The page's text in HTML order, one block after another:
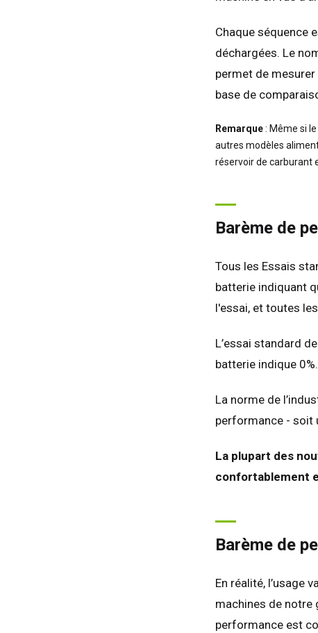
Chaque séquence
déchargées. Le
permet de
base de
Remarque: Même si
autres modèles
réservoir de carburant
Barème de
Tous les Essais
batterie indiquant
l'essai, et toutes
L’essai standard
batterie indique 0%.
La norme de
performance - soit
La plupart des
confortablement
Barème de
En réalité, l’usage
machines de notre
performance est